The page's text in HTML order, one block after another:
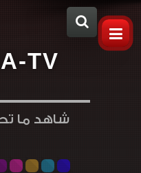
A-TV
شاهد ما